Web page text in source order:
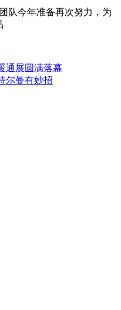
队今年准备再次努力，为
通展圆满落幕
尔曼有妙招